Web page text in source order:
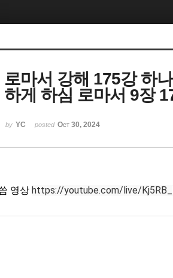
로마서 강해 175강 하
하게 하심 로마서 9장
by YC posted Oct 30, 2024
영상 https://youtube.com/live/